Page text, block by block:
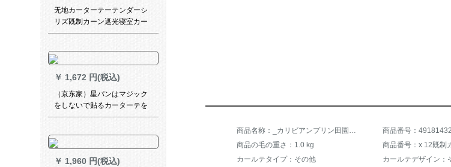
完全遮光両面銀【狭帯Sフー
ク】幅1.0*高1.4【両衝撃量】
无地カーターテーテンダーシ
リズ既制カーン遮光寝室カー
ターテーター绿色1.5メート幅
￥ 1,672 円(税込)
（京东家）星パンはマジック
をしないで贴るカーターテを
遮光して羽音ネットの红姫系
ンは幅2*2.7枚でベルジェフ星
を结び付けます。
￥ 1,960 円(税込)
商品番号：
商品の毛の重さ：1.0 kg
商品番号：x 12既制
カールテタイプ：その他
カールテデザイン：